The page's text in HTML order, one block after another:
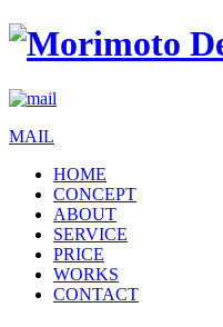
MAIL
HOME
CONCEPT
ABOUT
SERVICE
PRICE
WORKS
CONTACT